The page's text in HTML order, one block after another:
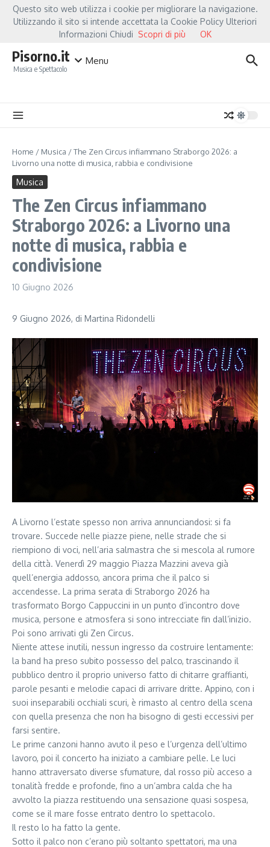
Salta al contenuto
Hot News
Fiorella Mannoia, a Capannori nasce “Anime Salve”: la data zero è un
Pisorno.it
Musica e Spettacolo
Menu
Home / Musica /The Zen Circus infiammano Straborgo 2026: a
Livorno una notte di musica, rabbia e condivisione
Musica
The Zen Circus infiammano
Straborgo 2026: a Livorno una
notte di musica, rabbia e
condivisione
10 Giugno 2026
9 Giugno 2026, di Martina Ridondelli
A Livorno l’estate spesso non arriva annunciandosi: si fa
trovare. Succede nelle piazze piene, nelle strade che si
riempiono di voci, nell’aria salmastra che si mescola al rumore
della città. Venerdì 29 maggio Piazza Mazzini aveva già
quell’energia addosso, ancora prima che il palco si
accendesse. La prima serata di Straborgo 2026 ha
trasformato Borgo Cappuccini in un punto d’incontro dove
musica, persone e atmosfera si sono intrecciate fin dall’inizio.
Poi sono arrivati gli Zen Circus.
Niente attese inutili, nessun ingresso da costruire lentamente:
la band ha preso subito possesso del palco, trascinando il
pubblico dentro il proprio universo fatto di chitarre graffianti,
parole pesanti e melodie capaci di arrivare dritte. Appino, con i
suoi inseparabili occhiali scuri, è rimasto al centro della scena
con quella presenza che non ha bisogno di gesti eccessivi per
farsi sentire.
Le prime canzoni hanno avuto il peso e l’urgenza dell’ultimo
lavoro, poi il concerto ha iniziato a cambiare pelle. Le luci
hanno attraversato diverse sfumature, dal rosso più acceso a
tonalità fredde e profonde, fino a un’ambra calda che ha
avvolto la piazza restituendo una sensazione quasi sospesa,
come se il mare fosse entrato dentro lo spettacolo.
Il resto lo ha fatto la gente.
Sotto il palco non c’erano più soltanto spettatori, ma una
Questo sito web utilizza i cookie per migliorare la navigazione.
Utilizzando il sito si intende accettata la Cookie Policy Ulteriori
Informazioni Chiudi Scopri di più OK